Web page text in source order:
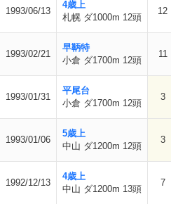
1993/06/13
4歳上
札幌 ダ1000m 12頭
12
1993/02/21
早鞆特
小倉 ダ1700m 12頭
11
1993/01/31
平尾台
小倉 ダ1700m 12頭
3
1993/01/06
5歳上
中山 ダ1200m 12頭
3
1992/12/13
4歳上
中山 ダ1200m 13頭
7